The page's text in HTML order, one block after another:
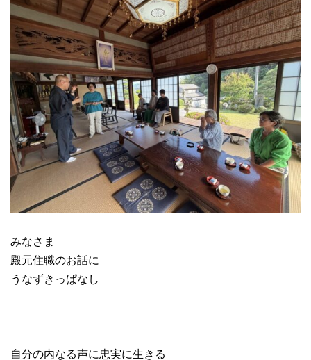
みなさま
殿元住職のお話に
うなずきっぱなし
自分の内なる声に忠実に生きる